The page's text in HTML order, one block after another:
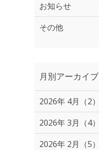
お知らせ
その他
月別アーカイブ
2026年 4月（2）
2026年 3月（4）
2026年 2月（5）